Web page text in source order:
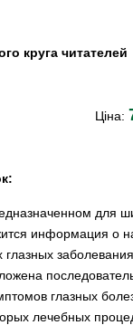
круга читателей
Ціна:
для
информация о
глазных
глазных
лечебных